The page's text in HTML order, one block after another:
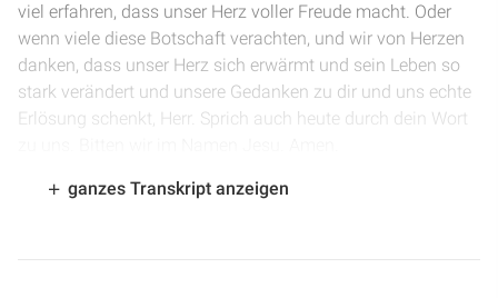
viel erfahren, dass unser Herz voller Freude macht. Oder
wenn viele diese Botschaft verachten, und wir von Herzen
danken, dass unser Herz sich erwärmt und sein Leben so
stark verändert und unsere Gedanken zu dir und uns echte
Erlösung schenkt, Herr. Sprich auch heute durch dein Wort
1:26 ] Wir sind in Lukas Kapitel 2. Jesus wird, so wie es im
ganzes Transkript anzeigen